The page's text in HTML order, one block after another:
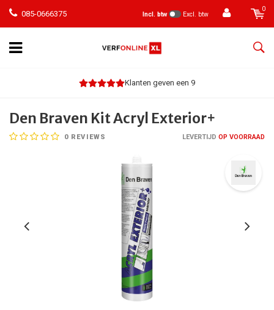
085-0666375 Incl. btw Excl. btw
0
Klanten geven een 9
Den Braven Kit Acryl Exterior+
0 REVIEWS LEVERTIJD OP VOORRAAD